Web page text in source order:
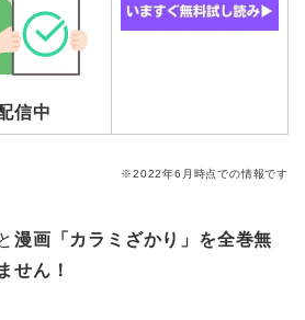
信中
※2022年6月時点での情報です
漫画「カラミざかり」を全巻無
せん！